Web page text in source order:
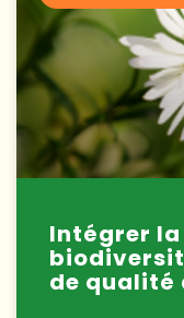
Intégrer
de qualité